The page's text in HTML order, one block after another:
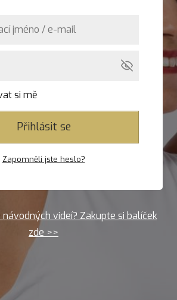
si mě
Přihlásit se
Zapomněli jste heslo?
videí? Zakupte si balíček
zde >>